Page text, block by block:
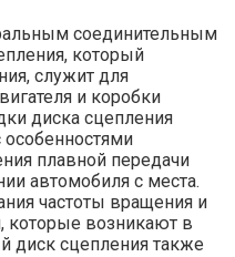
соединительным
который
служит для
и коробки
диска сцепления
особенностями
плавной передачи
автомобиля с места.
частоты вращения и
которые возникают в
диск сцепления также